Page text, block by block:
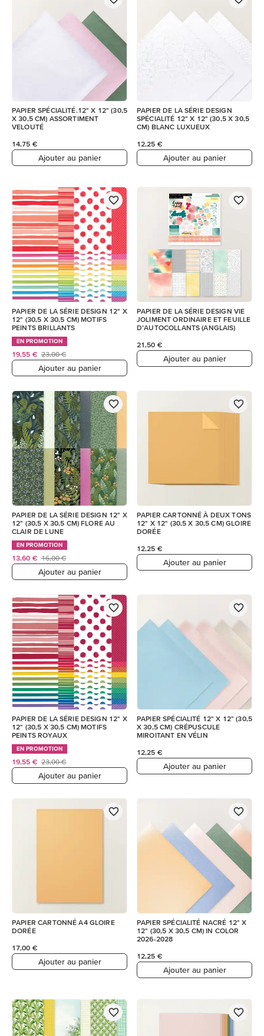
PAPIER SPÉCIALITÉ.12" X 12" (30,5
X 30,5 CM) ASSORTIMENT
VELOUTÉ
14,75 €
Ajouter au panier
PAPIER DE LA SÉRIE DESIGN
SPÉCIALITÉ 12" X 12" (30,5 X 30,5
CM) BLANC LUXUEUX
12,25 €
Ajouter au panier
PAPIER DE LA SÉRIE DESIGN 12" X
12" (30,5 X 30,5 CM) MOTIFS
PEINTS BRILLANTS
EN PROMOTION
19,55 € 23,00 €
Ajouter au panier
PAPIER DE LA SÉRIE DESIGN VIE
JOLIMENT ORDINAIRE ET FEUILLE
D’AUTOCOLLANTS (ANGLAIS)
21,50 €
Ajouter au panier
PAPIER DE LA SÉRIE DESIGN 12" X
12" (30,5 X 30,5 CM) FLORE AU
CLAIR DE LUNE
EN PROMOTION
13,60 € 16,00 €
Ajouter au panier
PAPIER CARTONNÉ À DEUX TONS
12" X 12" (30,5 X 30,5 CM) GLOIRE
DORÉE
12,25 €
Ajouter au panier
PAPIER DE LA SÉRIE DESIGN 12" X
12" (30,5 X 30,5 CM) MOTIFS
PEINTS ROYAUX
EN PROMOTION
19,55 € 23,00 €
Ajouter au panier
PAPIER SPÉCIALITÉ 12" X 12" (30,5
X 30,5 CM) CRÉPUSCULE
MIROITANT EN VÉLIN
12,25 €
Ajouter au panier
PAPIER CARTONNÉ A4 GLOIRE
DORÉE
17,00 €
Ajouter au panier
PAPIER SPÉCIALITÉ NACRÉ 12" X
12" (30,5 X 30,5 CM) IN COLOR
2026-2028
12,25 €
Ajouter au panier